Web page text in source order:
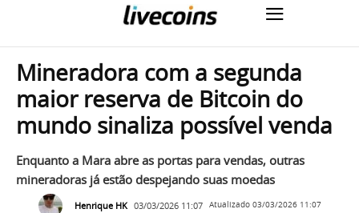
Mineradora com a segunda
maior reserva de Bitcoin do
mundo sinaliza possível venda
Enquanto a Mara abre as portas para vendas, outras
mineradoras já estão despejando suas moedas
Henrique HK 03/03/2026 11:07 Atualizado 03/03/2026 11:07